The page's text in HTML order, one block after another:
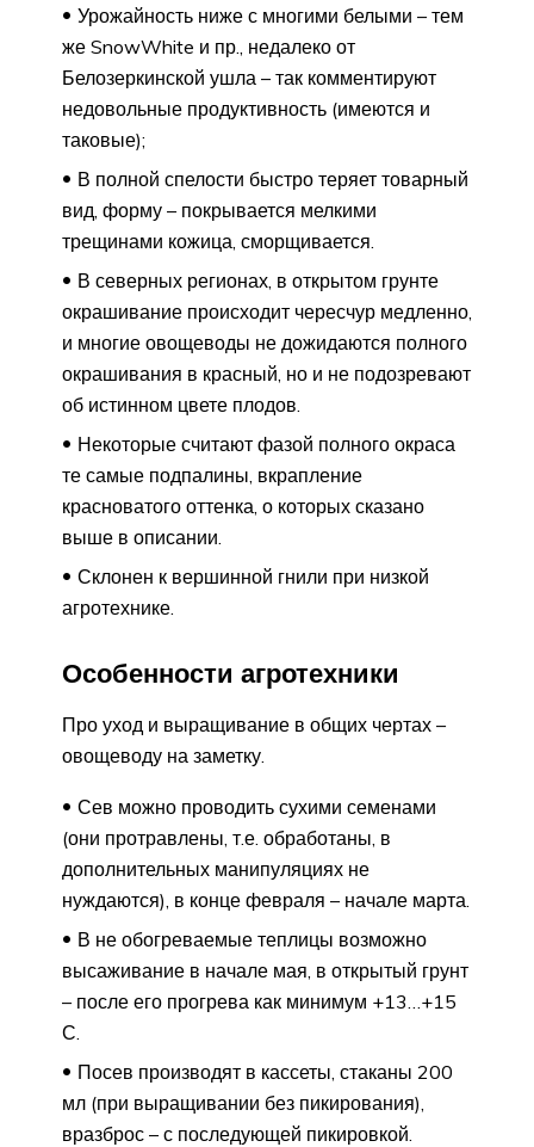
Урожайность ниже с многими белыми – тем
же SnowWhite и пр., недалеко от
Белозеркинской ушла – так комментируют
недовольные продуктивность (имеются и
таковые);
В полной спелости быстро теряет товарный
вид, форму – покрывается мелкими
трещинами кожица, сморщивается.
В северных регионах, в открытом грунте
окрашивание происходит чересчур медленно,
и многие овощеводы не дожидаются полного
окрашивания в красный, но и не подозревают
об истинном цвете плодов.
Некоторые считают фазой полного окраса
те самые подпалины, вкрапление
красноватого оттенка, о которых сказано
выше в описании.
Склонен к вершинной гнили при низкой
агротехнике.
Особенности агротехники
Про уход и выращивание в общих чертах –
овощеводу на заметку.
Сев можно проводить сухими семенами
(они протравлены, т.е. обработаны, в
дополнительных манипуляциях не
нуждаются), в конце февраля – начале марта.
В не обогреваемые теплицы возможно
высаживание в начале мая, в открытый грунт
– после его прогрева как минимум +13…+15
С.
Посев производят в кассеты, стаканы 200
мл (при выращивании без пикирования),
вразброс – с последующей пикировкой.